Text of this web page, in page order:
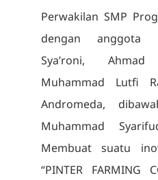
Perwakilan SMP
dengan anggota
Sya’roni,
Muhammad Lutfi
Andromeda,
Muhammad
Membuat suatu
“PINTER FARMING